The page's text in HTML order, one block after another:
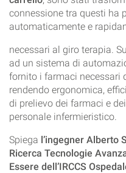
connessione tra questi ha
automaticamente e
necessari al giro terapia.
ad un sistema di
fornito i farmaci necessari
rendendo ergonomica,
di prelievo dei farmaci e
personale infermieristico.
Spiega l’ingegner Alberto
Ricerca Tecnologie
Essere dell’IRCCS